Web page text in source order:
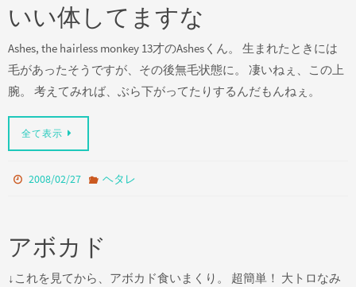
いい体してますな
Ashes, the hairless monkey 13才のAshesくん。 生まれたときには
毛があったそうですが、その後無毛状態に。 凄いねぇ、この上
腕。 考えてみれば、ぶら下がってたりするんだもんねぇ。
全て表示
2008/02/27 ヘタレ
アボカド
↓これを見てから、アボカド食いまくり。 超簡単！ 大トロなみ